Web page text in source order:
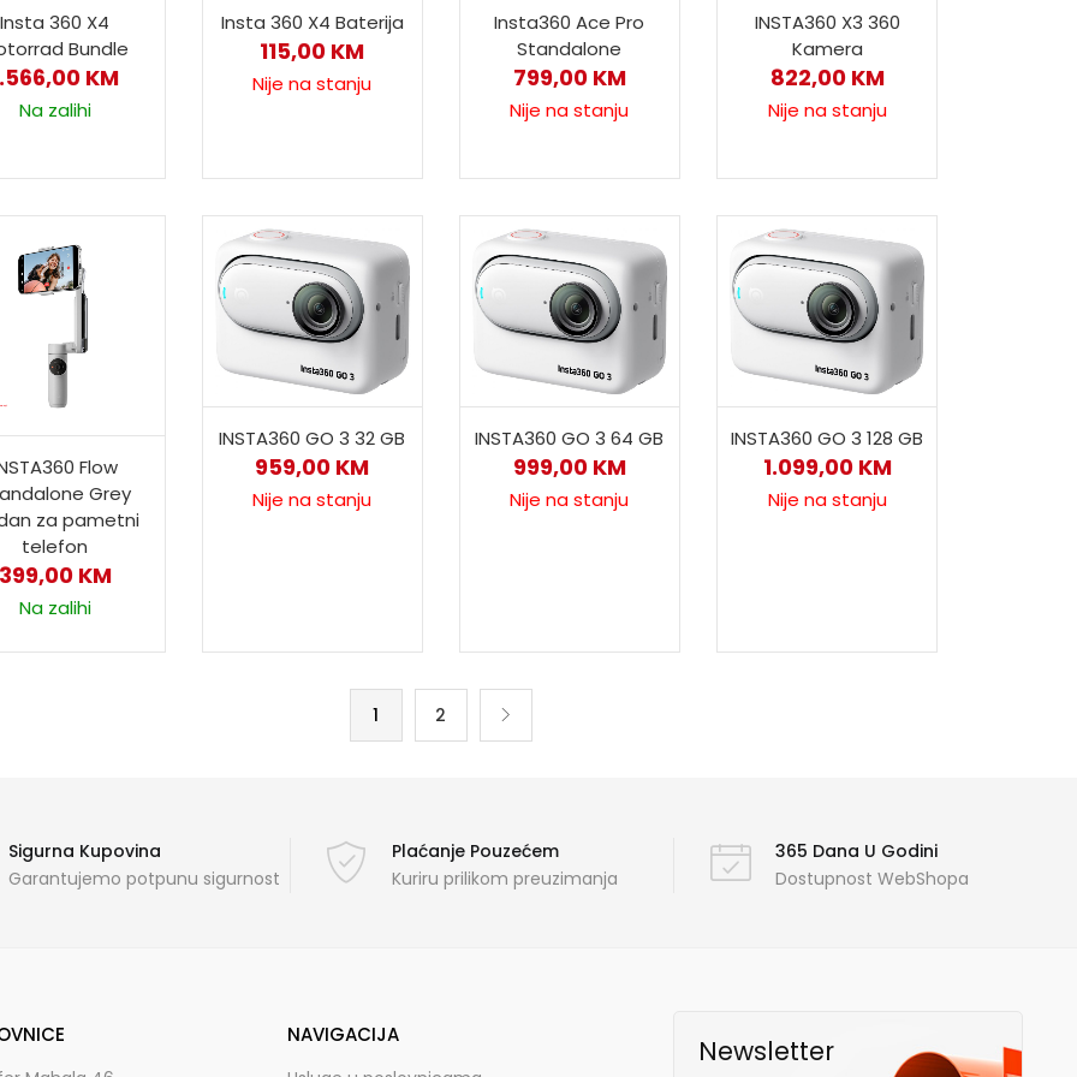
Insta 360 X4
Bundle
KM
Na zalihi
Insta 360 X4 Baterija
115,00 KM
Nije na stanju
Insta360 Ace Pro
Standalone
799,00 KM
Nije na stanju
INSTA360 X3 360
Kamera
822,00 KM
Nije na stanju
Flow
Grey
za pametni
telefon
399,00 KM
Na zalihi
INSTA360 GO 3 32 GB
959,00 KM
Nije na stanju
INSTA360 GO 3 64 GB
999,00 KM
Nije na stanju
INSTA360 GO 3 128 GB
1.099,00 KM
Nije na stanju
1 2
Sigurna Kupovina
Garantujemo potpunu sigurnost
Plaćanje Pouzećem
Kuriru prilikom preuzimanja
365 Dana U Godini
Dostupnost WebShopa
NAVIGACIJA Newsletter